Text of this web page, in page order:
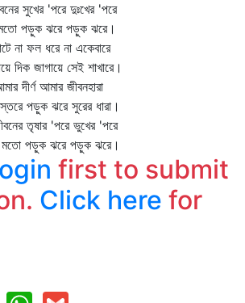
'পরে দুঃখের 'পরে
পড়ুক ঝরে পড়ুক ঝরে।
ফল ধরে না একেবারে
জাগায়ে সেই শাখারে।
আমার জীবনহারা
ঝরে সুরের ধারা।
তৃষার 'পরে ভুখের 'পরে
পড়ুক ঝরে পড়ুক ঝরে।
first to submit
Click here for